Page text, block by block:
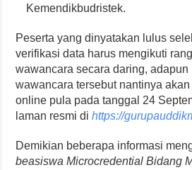
Kemendikbudristek.
Peserta yang dinyatakan lulus
verifikasi data harus mengikuti
wawancara secara daring,
wawancara tersebut nantinya
online pula pada tanggal 24
laman resmi dihttps://
Demikian beberapa informasi
beasiswa Microcredential Bidang